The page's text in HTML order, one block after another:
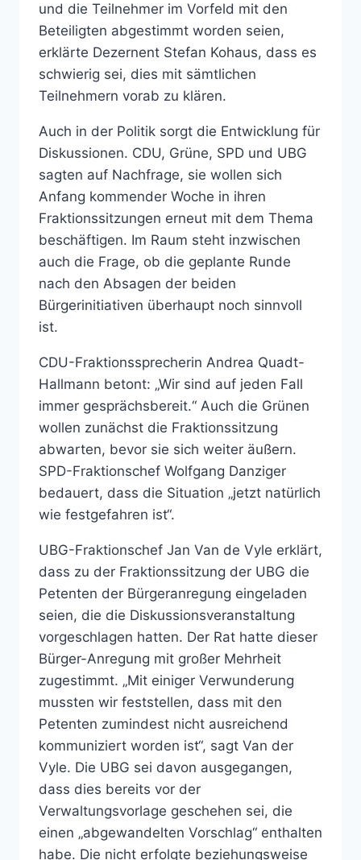
und die Teilnehmer im Vorfeld mit den
Beteiligten abgestimmt worden seien,
erklärte Dezernent Stefan Kohaus, dass es
schwierig sei, dies mit sämtlichen
Teilnehmern vorab zu klären.
Auch in der Politik sorgt die Entwicklung für
Diskussionen. CDU, Grüne, SPD und UBG
sagten auf Nachfrage, sie wollen sich
Anfang kommender Woche in ihren
Fraktionssitzungen erneut mit dem Thema
beschäftigen. Im Raum steht inzwischen
auch die Frage, ob die geplante Runde
nach den Absagen der beiden
Bürgerinitiativen überhaupt noch sinnvoll
ist.
CDU-Fraktionssprecherin Andrea Quadt-
Hallmann betont: „Wir sind auf jeden Fall
immer gesprächsbereit.“ Auch die Grünen
wollen zunächst die Fraktionssitzung
abwarten, bevor sie sich weiter äußern.
SPD-Fraktionschef Wolfgang Danziger
bedauert, dass die Situation „jetzt natürlich
wie festgefahren ist“.
UBG-Fraktionschef Jan Van de Vyle erklärt,
dass zu der Fraktionssitzung der UBG die
Petenten der Bürgeranregung eingeladen
seien, die die Diskussionsveranstaltung
vorgeschlagen hatten. Der Rat hatte dieser
Bürger-Anregung mit großer Mehrheit
zugestimmt. „Mit einiger Verwunderung
mussten wir feststellen, dass mit den
Petenten zumindest nicht ausreichend
kommuniziert worden ist“, sagt Van der
Vyle. Die UBG sei davon ausgegangen,
dass dies bereits vor der
Verwaltungsvorlage geschehen sei, die
einen „abgewandelten Vorschlag“ enthalten
habe. Die nicht erfolgte beziehungsweise